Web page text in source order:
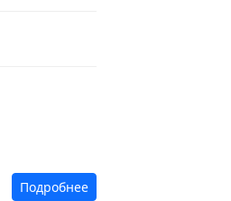
Подробнее